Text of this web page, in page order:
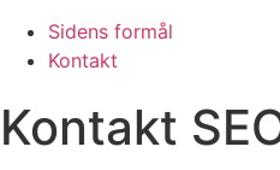
Sidens formål
Kontakt
Kontakt